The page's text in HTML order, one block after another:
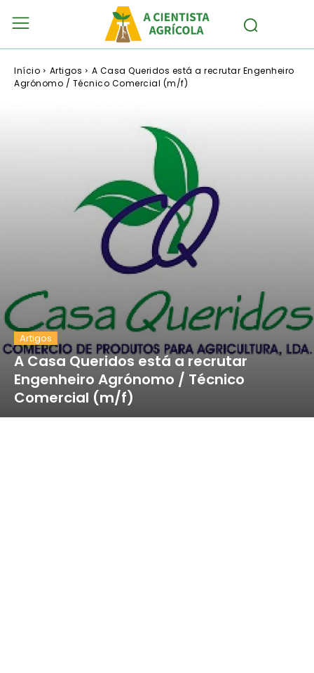
Início Artigos
A Casa Queridos está a recrutar Engenheiro
Agrónomo / Técnico Comercial (m/f)
Artigos
A Casa Queridos está a recrutar
Engenheiro Agrónomo / Técnico
Comercial (m/f)